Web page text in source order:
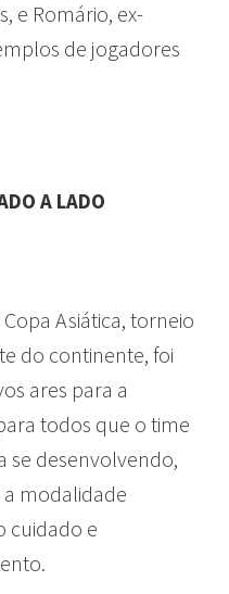
e Romário, ex-
de jogadores
A LADO
Asiática, torneio
do continente, foi
ares para a
todos que o time
se desenvolvendo,
a modalidade
cuidado e